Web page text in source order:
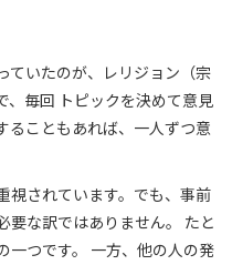
ていたのが、レリジョン（宗
、毎回 トピックを決めて意見
ることもあれば、一人ずつ意
視されています。でも、事前
要な訳ではありません。 たと
一つです。 一方、他の人の発